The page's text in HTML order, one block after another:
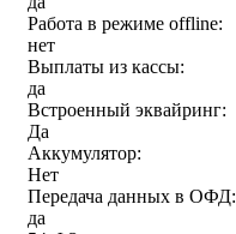
Работа в режиме offline:
нет
Выплаты из кассы:
да
Встроенный эквайринг:
Да
Аккумулятор:
Нет
Передача данных в ОФД:
да